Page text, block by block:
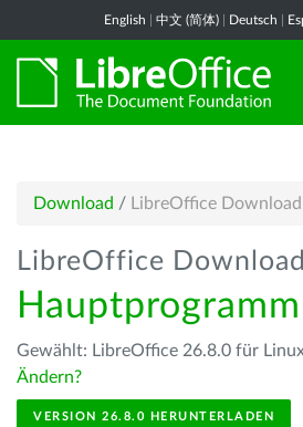
English 中文 (简体) Deutsch
Download / LibreOffice Download
LibreOffice Download
Hauptprogramm
Gewählt: LibreOffice 26.8.0 für
Ändern?
VERSION 26.8.0 HERUNTERLADEN